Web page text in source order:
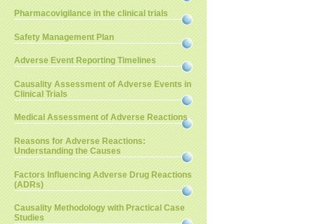
Pharmacovigilance in the clinical trials
Safety Management Plan
Adverse Event Reporting Timelines
Causality Assessment of Adverse Events in
Clinical Trials
Medical Assessment of Adverse Reactions
Reasons for Adverse Reactions:
Understanding the Causes
Factors Influencing Adverse Drug Reactions
(ADRs)
Causality Methodology with Practical Case
Studies